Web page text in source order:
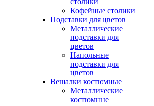
столики
Кофейные столики
Подставки для цветов
Металлические
подставки для
цветов
Напольные
подставки для
цветов
Вешалки костюмные
Металлические
костюмные